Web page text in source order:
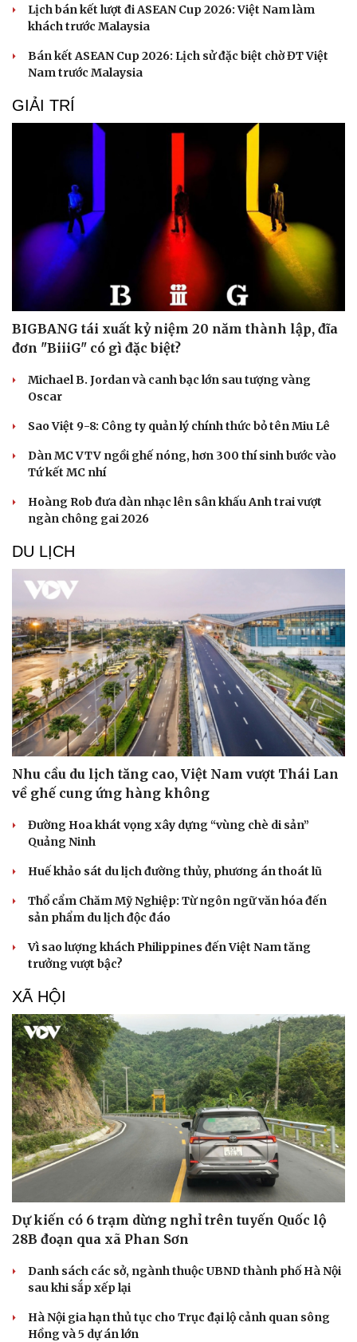
Văn hóa
Sân khấu - Điện ảnh
Văn học
Âm nhạc
Di sản
Giải trí
Nghệ sĩ
Thời trang
Sao Việt
Lịch bán kết lượt đi ASEAN Cup 2026: Việt Nam làm
khách trước Malaysia
Bán kết ASEAN Cup 2026: Lịch sử đặc biệt chờ ĐT Việt
Nam trước Malaysia
GIẢI TRÍ
BIGBANG tái xuất kỷ niệm 20 năm thành lập, đĩa
đơn "BiiiG" có gì đặc biệt?
Michael B. Jordan và canh bạc lớn sau tượng vàng
Oscar
Sao Việt 9-8: Công ty quản lý chính thức bỏ tên Miu Lê
Dàn MC VTV ngồi ghế nóng, hơn 300 thí sinh bước vào
Tứ kết MC nhí
Hoàng Rob đưa dàn nhạc lên sân khấu Anh trai vượt
ngàn chông gai 2026
DU LỊCH
Nhu cầu du lịch tăng cao, Việt Nam vượt Thái Lan
về ghế cung ứng hàng không
Đường Hoa khát vọng xây dựng “vùng chè di sản”
Quảng Ninh
Huế khảo sát du lịch đường thủy, phương án thoát lũ
Thổ cẩm Chăm Mỹ Nghiệp: Từ ngôn ngữ văn hóa đến
sản phẩm du lịch độc đáo
Vì sao lượng khách Philippines đến Việt Nam tăng
trưởng vượt bậc?
XÃ HỘI
Dự kiến có 6 trạm dừng nghỉ trên tuyến Quốc lộ
28B đoạn qua xã Phan Sơn
Danh sách các sở, ngành thuộc UBND thành phố Hà Nội
sau khi sắp xếp lại
Hà Nội gia hạn thủ tục cho Trục đại lộ cảnh quan sông
Hồng và 5 dự án lớn